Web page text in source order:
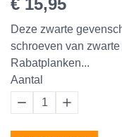
Deze zwarte
schroeven van
Rabatplanken...
Aantal
1